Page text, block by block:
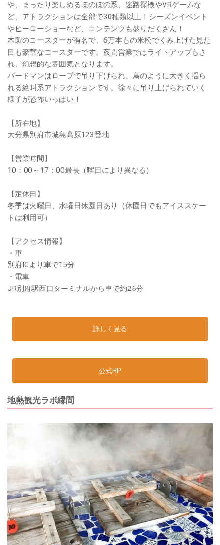
や、まったり楽しめるほのぼの系、迷路探検やVRゲームな
ど、アトラクションは全部で30種類以上！シーズンイベント
やヒーローショーなど、コンテンツも盛りだくさん！
木製のコースターが有名で、6万本もの米松でくみ上げた見た
目も豪華なコースターです。夜間営業ではライトアップもさ
れ、幻想的な雰囲気となります。
バードマンはロープで吊り下げられ、鳥のように大きく揺ら
れる絶叫系アトラクションです。徐々に吊り上げられていく
様子が恐怖いっぱい！
【所在地】
大分県別府市城島高原123番地
【営業時間】
10：00～17：00最長（曜日により異なる）
【定休日】
冬季は火曜日、水曜日休園日あり（休園日でもアイススケー
トは利用可）
【アクセス情報】
・車
別府ICより車で15分
・電車
JR別府駅西口ターミナルから車で約25分
詳しく見る
公式HP
地熱観光ラボ縁間